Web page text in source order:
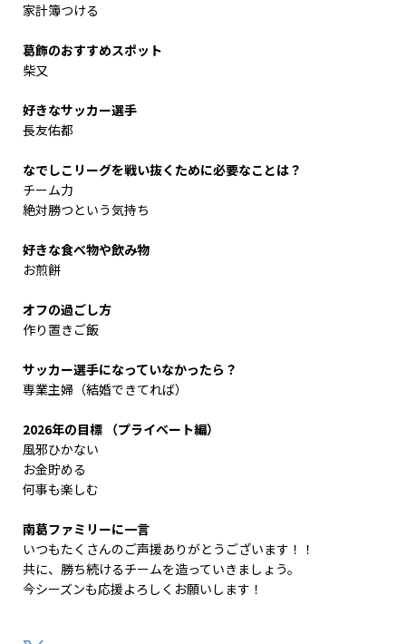
家計簿つける
葛飾のおすすめスポット
柴又
好きなサッカー選手
長友佑都
なでしこリーグを戦い抜くために必要なことは？
チーム力
絶対勝つという気持ち
好きな食べ物や飲み物
お煎餅
オフの過ごし方
作り置きご飯
サッカー選手になっていなかったら？
専業主婦（結婚できてれば）
2026年の目標 （プライベート編）
風邪ひかない
お金貯める
何事も楽しむ
南葛ファミリーに一言
いつもたくさんのご声援ありがとうございます！！
共に、勝ち続けるチームを造っていきましょう。
今シーズンも応援よろしくお願いします！